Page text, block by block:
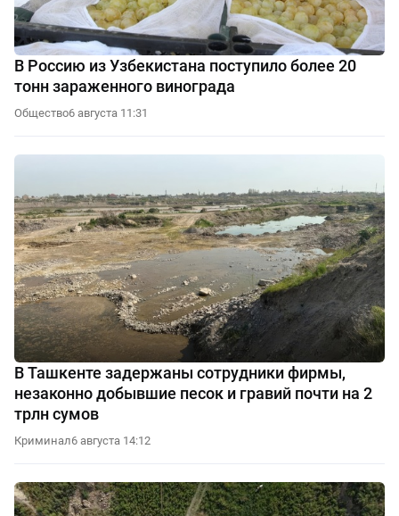
В Россию из Узбекистана поступило более 20
тонн зараженного винограда
Общество6 августа 11:31
В Ташкенте задержаны сотрудники фирмы,
незаконно добывшие песок и гравий почти на 2
трлн сумов
Криминал6 августа 14:12